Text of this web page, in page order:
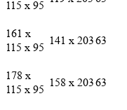
115 х 95
161 х
115 х 95
141 х 20363
178 х
115 х 95
158 х 20363